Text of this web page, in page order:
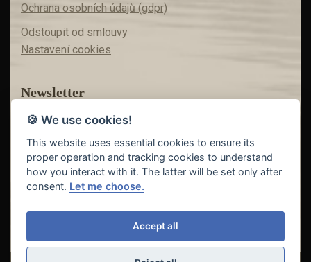
Ochrana osobních údajů (gdpr)
Odstoupit od smlouvy
Nastavení cookies
Newsletter
Máte zájem o akční nabídky?
Teď už vám nic neunikne!
🍪 We use cookies!
This website uses essential cookies to ensure its
proper operation and tracking cookies to understand
how you interact with it. The latter will be set only after
consent. Let me choose.
Accept all